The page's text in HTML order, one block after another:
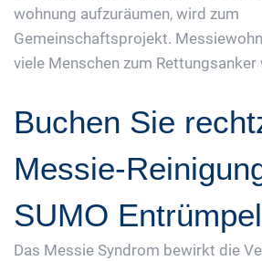
wohnung aufzuräumen, wird zum
Gemeinschaftsprojekt.
viele Menschen zum Rettungsanker
Buchen Sie
Messie-
SUMO
Das Messie Syndrom bewirkt die